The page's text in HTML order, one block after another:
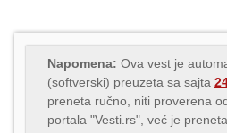
Napomena: Ova vest je
(softverski) preuzeta sa sajta
preneta ručno, niti proverena
portala "Vesti.rs", već je